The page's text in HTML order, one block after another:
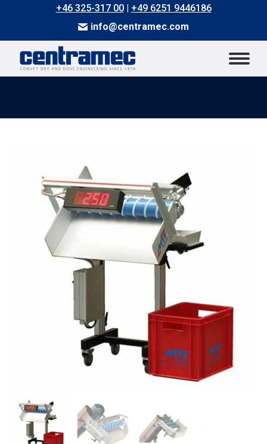
+46 325-317 00| +49 6251 9446186
info@centramec.com